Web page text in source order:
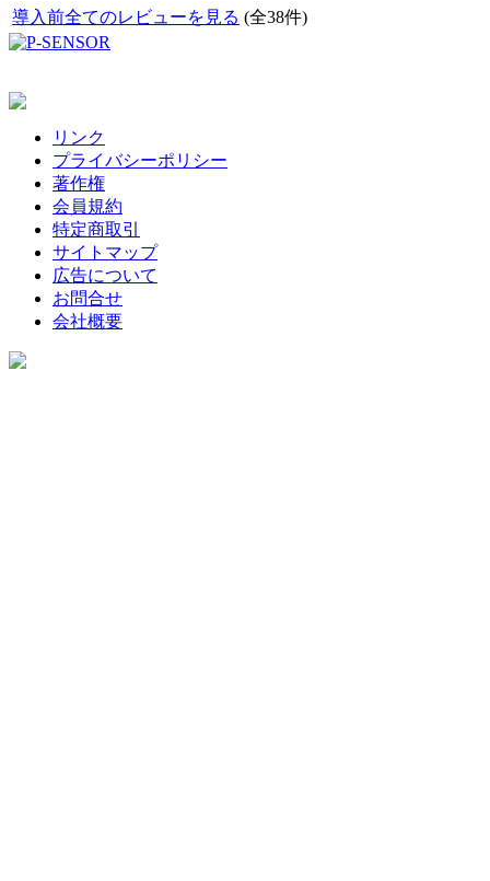
導入前全てのレビューを見る (全38件)
リンク
プライバシーポリシー
著作権
会員規約
特定商取引
サイトマップ
広告について
お問合せ
会社概要